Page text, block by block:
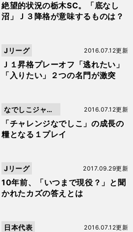
絶望的状況の栃木SC。「底なし
沼」Ｊ３降格が意味するものは？
Ｊ１昇格プレーオフ「逃れたい」
「入りたい」２つの名門が激突
2016.07.12更新
Jリーグ
「チャレンジなでしこ」の成長の
糧となる１プレイ
2016.07.12更新
なでしこジャパ
ン
10年前、「いつまで現役？」と聞
かれたカズの答えとは
2017.09.29更新
Jリーグ
2016.07.12更新
日本代表